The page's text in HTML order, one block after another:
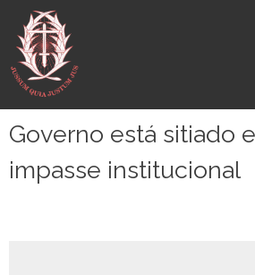
para
conteúdo
Governo está sitiado
impasse institucional